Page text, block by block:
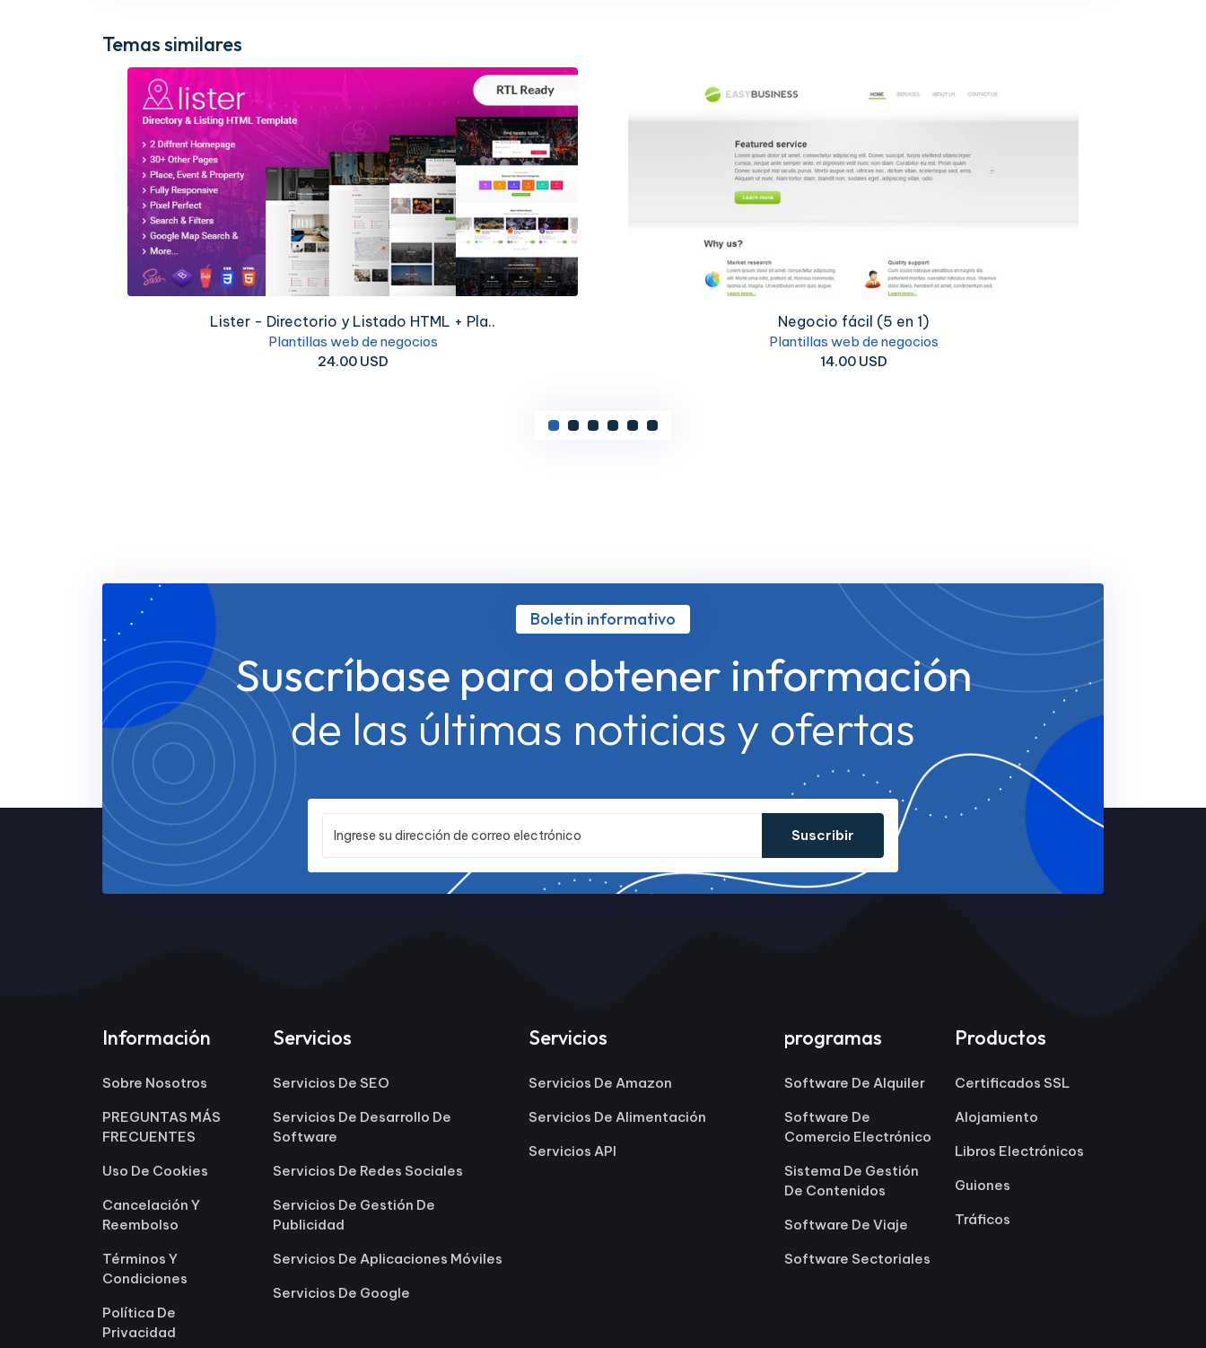
Temas similares
Lister - Directorio y Listado HTML + Pla..
Plantillas web de negocios
24.00 USD
Negocio fácil (5 en 1)
Plantillas web de negocios
14.00 USD
Boletin informativo
Suscríbase para obtener información
de las últimas noticias y ofertas
Suscribir
Información
Sobre Nosotros
PREGUNTAS MÁS
FRECUENTES
Uso De Cookies
Cancelación Y
Reembolso
Términos Y
Condiciones
Política De
Privacidad
Servicios
Servicios De SEO
Servicios De Desarrollo De
Software
Servicios De Redes Sociales
Servicios De Gestión De
Publicidad
Servicios De Aplicaciones Móviles
Servicios De Google
Servicios
Servicios De Amazon
Servicios De Alimentación
Servicios API
programas
Software De Alquiler
Software De
Comercio Electrónico
Sistema De Gestión
De Contenidos
Software De Viaje
Software Sectoriales
Productos
Certificados SSL
Alojamiento
Libros Electrónicos
Guiones
Tráficos